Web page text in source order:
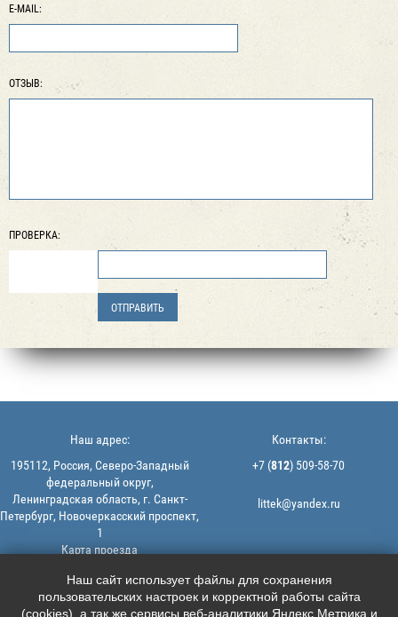
E-MAIL:
ОТЗЫВ:
ПРОВЕРКА:
© 2013-2026 | ООО "ЛИТТЕК" -
производство и продажа РТИ
ИНН: 7806523560 | ОГРН:
Наш адрес:
195112, Россия, Северо-Западный
федеральный округ,
Ленинградская область, г. Санкт-
Петербург, Новочеркасский проспект,
1
Карта проезда
Контакты:
+7 (812) 509-58-70
littek@yandex.ru
Мы в соцсетях:
    
Наш сайт использует файлы для сохранения
пользовательских настроек и корректной работы сайта
(cookies), а так же сервисы веб-аналитики Яндекс.Метрика и